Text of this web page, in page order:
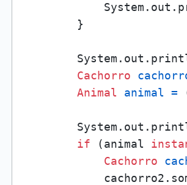
        }
Cachorro
Animal
animal =
if (animal
Cachorro